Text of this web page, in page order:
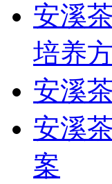
安溪
培养
安溪
安溪
案